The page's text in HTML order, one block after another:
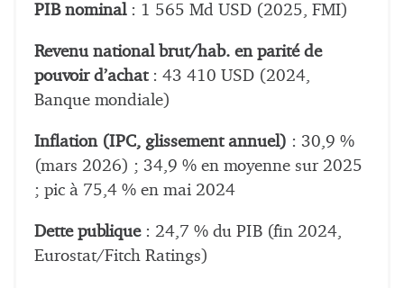
PIB nominal: 1 565 Md USD (2025, FMI)
Revenu national brut/hab. en parité de
pouvoir d’achat: 43 410 USD (2024,
Banque mondiale)
Inflation (IPC, glissement annuel) : 30,9 %
(mars 2026) ; 34,9 % en moyenne sur 2025
; pic à 75,4 % en mai 2024
Dette publique: 24,7 % du PIB (fin 2024,
Eurostat/Fitch Ratings)